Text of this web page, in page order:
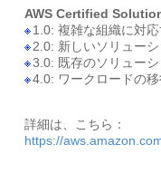
AWS Certified
1.0: 複雑な組織に対
2.0: 新しいソリュー
3.0: 既存のソリュー
4.0: ワークロードの
詳細は、こちら：
https://